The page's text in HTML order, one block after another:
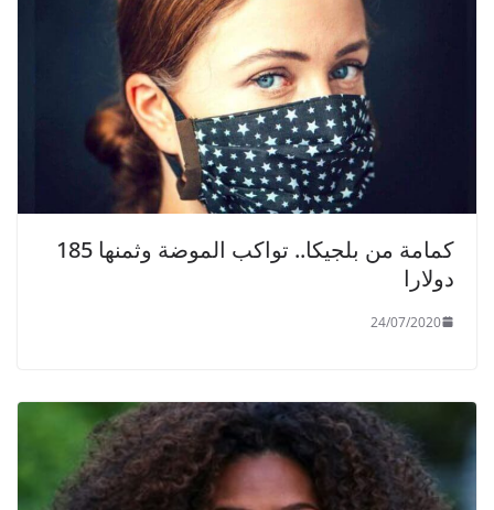
كمامة من بلجيكا.. تواكب الموضة وثمنها 185
دولارا
24/07/2020